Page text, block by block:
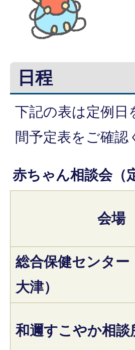
日程
下記の表は定例日
間予定表をご確認
赤ちゃん相談会（
会場
総合保健センター
大津）
和邇すこやか相談